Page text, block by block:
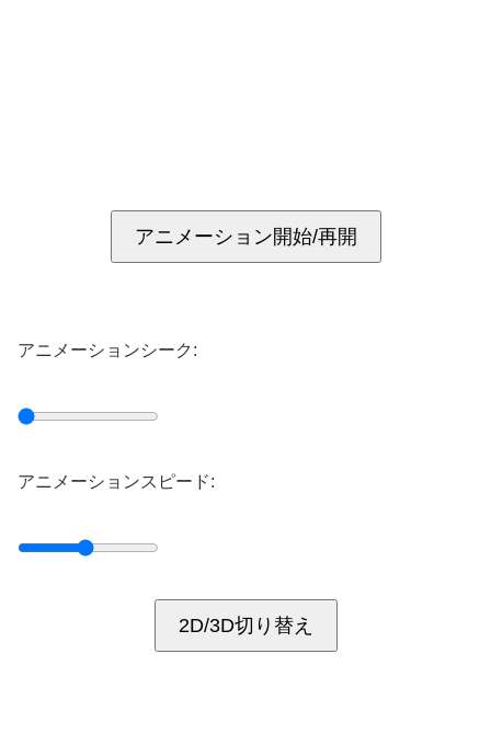
アニメーション開始/再開
アニメーションシーク:
アニメーションスピード:
2D/3D切り替え